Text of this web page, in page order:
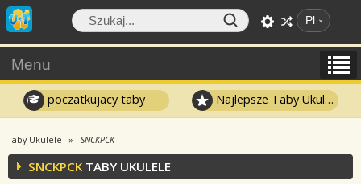
Pl
Menu
poczatkujacy taby Najlepsze Taby Ukulele
Taby Ukulele SNCKPCK
SNCKPCK TABY UKULELE